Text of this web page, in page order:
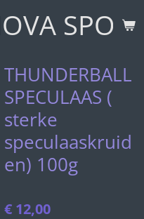
THUNDERBALL
SPECULAAS (
sterke
speculaaskruid
en) 100g
€ 12,00